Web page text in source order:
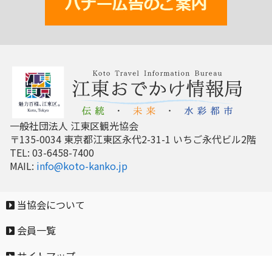
一般社団法人 江東区観光協会
〒135-0034 東京都江東区永代2-31-1 いちご永代ビル2階
TEL: 03-6458-7400
MAIL: info@koto-kanko.jp
当協会について
会員一覧
サイトマップ